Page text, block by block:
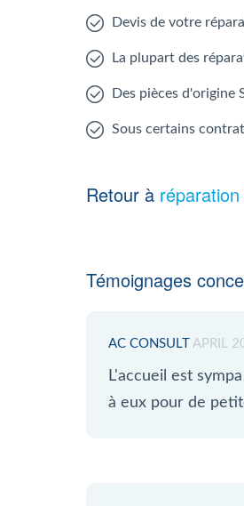
Devis de votre
La plupart des
Des pièces d'origine
Sous certains
Retour à
Témoignages
AC CONSULT APRIL
L'accueil est
à eux pour de